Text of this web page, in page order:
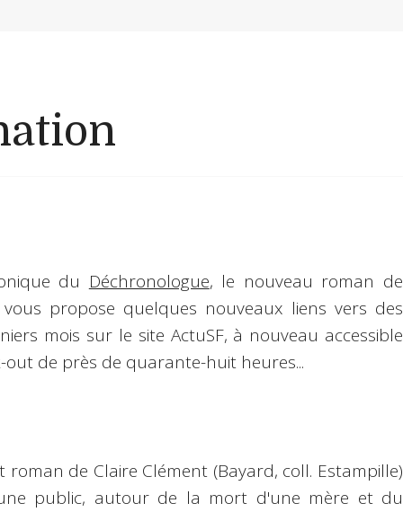
du Déchronologue, le nouveau roman de
propose quelques nouveaux liens vers des
mois sur le site ActuSF, à nouveau accessible
out de près de quarante-huit heures...
roman de Claire Clément (Bayard, coll. Estampille)
public, autour de la mort d'une mère et du